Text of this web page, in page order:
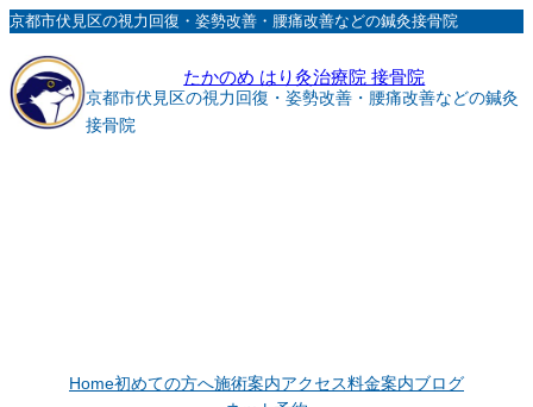
内
を
ス
キ
京都市伏見区の視力回復・姿勢改善・腰痛改善などの鍼灸接骨院
たかのめ はり灸治療院 接骨院
京都市伏見区の視力回復・姿勢改善・腰痛改善などの鍼灸
接骨院
Home初めての方へ施術案内アクセス料金案内ブログ